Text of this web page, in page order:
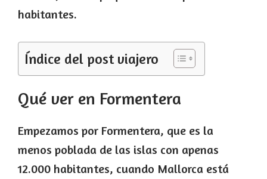
habitantes.
Índice del post viajero
Qué ver en Formentera
Empezamos por Formentera, que es la
menos poblada de las islas con apenas
12.000 habitantes, cuando Mallorca está